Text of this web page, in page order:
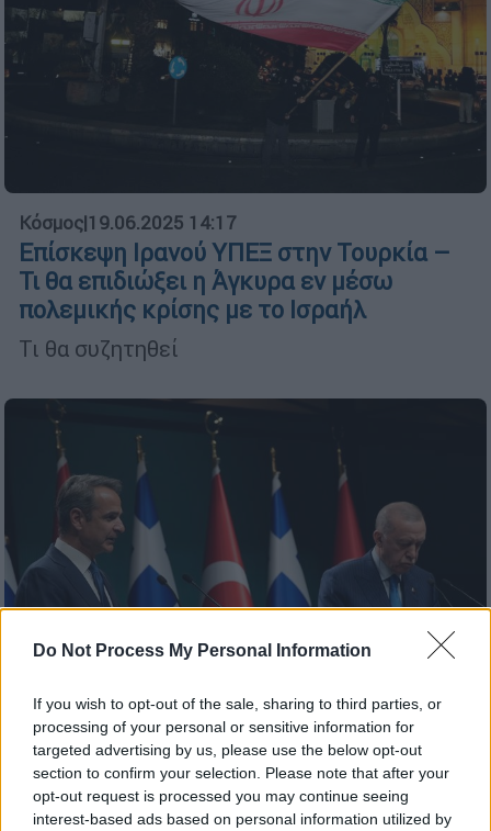
Do Not Process My Personal Information
If you wish to opt-out of the sale, sharing to third parties, or
processing of your personal or sensitive information for
targeted advertising by us, please use the below opt-out
section to confirm your selection. Please note that after your
opt-out request is processed you may continue seeing
interest-based ads based on personal information utilized by
Κόσμος|19.06.2025 14:17
Επίσκεψη Ιρανού ΥΠΕΞ στην Τουρκία –
Τι θα επιδιώξει η Άγκυρα εν μέσω
πολεμικής κρίσης με το Ισραήλ
Τι θα συζητηθεί
Κόσμος|14.03.2025 15:31
Τουρκικά ΜΜΕ: «Ανασχηματισμός υπό
πίεση»